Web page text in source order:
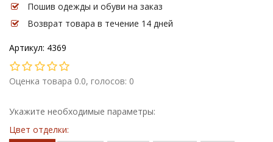
Пошив одежды и обуви на заказ
Возврат товара в течение 14 дней
Артикул: 4369
Оценка товара 0.0, голосов: 0
Укажите необходимые параметры:
Цвет отделки: